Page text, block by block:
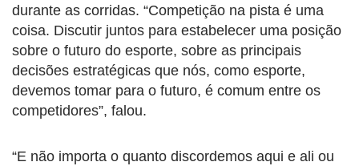
durante as corridas. “Competição na pista é uma
coisa. Discutir juntos para estabelecer uma posição
sobre o futuro do esporte, sobre as principais
decisões estratégicas que nós, como esporte,
devemos tomar para o futuro, é comum entre os
competidores”, falou.
“E não importa o quanto discordemos aqui e ali ou